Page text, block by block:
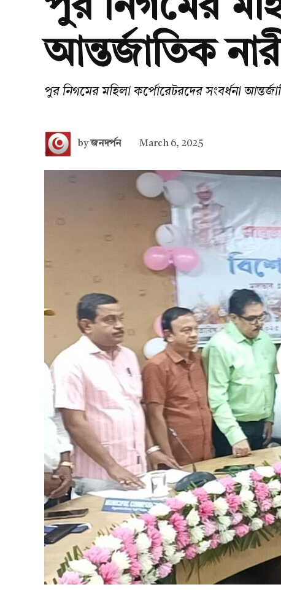
পুর নিগমের
আন্তর্জাতিক
পুর নিগমের মহিলা কর্পোরেটরদের সংবর্ধনা
byজনদর্পন March 6, 2025